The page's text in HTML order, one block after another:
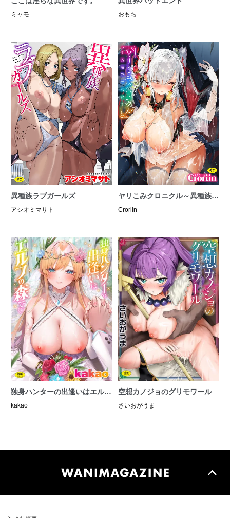
ミャモ おもち
異種族ラブガールズ
アシオミマサト
ヤリこみクロニクル～異種族性
交記～
Croriin
独身ハンターの出逢いはエルフ
kakao
空想カノジョのグリモワール
さいおがうま